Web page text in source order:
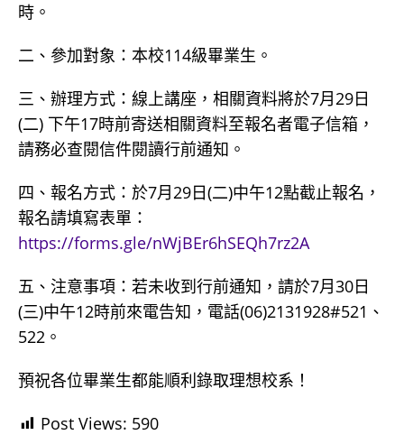
時。
二、參加對象：本校114級畢業生。
三、辦理方式：線上講座，相關資料將於7月29日
(二) 下午17時前寄送相關資料至報名者電子信箱，
請務必查閱信件閱讀行前通知。
四、報名方式：於7月29日(二)中午12點截止報名，
報名請填寫表單：
https://forms.gle/nWjBEr6hSEQh7rz2A
五、注意事項：若未收到行前通知，請於7月30日
(三)中午12時前來電告知，電話(06)2131928#521、
522。
預祝各位畢業生都能順利錄取理想校系！
Post Views: 590